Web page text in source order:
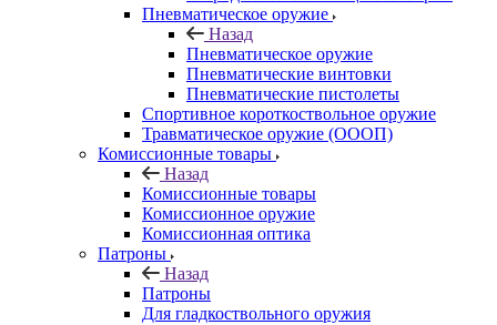
Пневматическое оружие
Назад
Пневматическое оружие
Пневматические винтовки
Пневматические пистолеты
Спортивное короткоствольное оружие
Травматическое оружие (ОООП)
Комиссионные товары
Назад
Комиссионные товары
Комиссионное оружие
Комиссионная оптика
Патроны
Назад
Патроны
Для гладкоствольного оружия